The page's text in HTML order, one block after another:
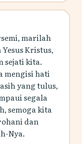
marilah
Kristus,
sejati kita.
mengisi hati
yang tulus,
segala
semoga kita
dan
Nya.